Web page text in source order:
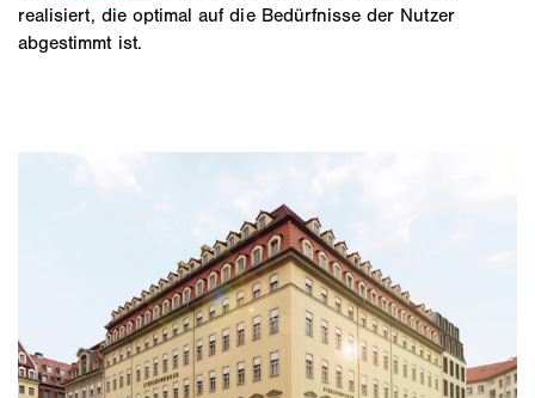
realisiert, die optimal auf die Bedürfnisse der Nutzer
abgestimmt ist.